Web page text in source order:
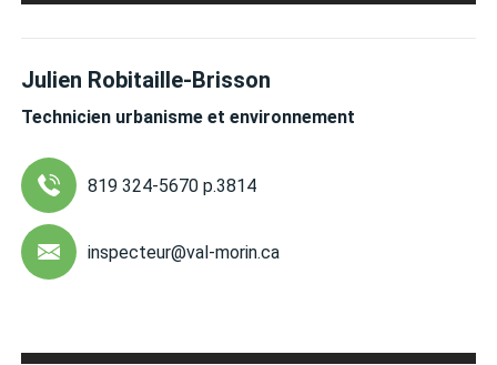
Julien Robitaille-Brisson
Technicien urbanisme et environnement
819 324-5670 p.3814
inspecteur@val-morin.ca